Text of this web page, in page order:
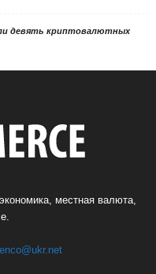
девять криптовалютных
местная валюта,